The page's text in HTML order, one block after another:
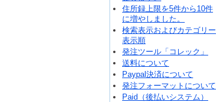
住所録上限を5件から10件
に増やしました。
検索表示およびカテゴリー
表示順
発注ツール「コレック」
送料について
Paypal決済について
発注フォーマットについて
Paid（後払いシステム）